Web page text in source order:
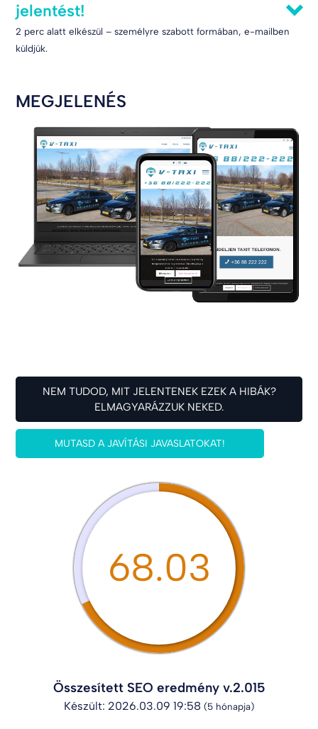
jelentést!
2 perc alatt elkészül – személyre szabott formában, e-mailben
küldjük.
MEGJELENÉS
NEM TUDOD, MIT JELENTENEK EZEK A HIBÁK?
ELMAGYARÁZZUK NEKED.
MUTASD A JAVÍTÁSI JAVASLATOKAT!
68.03
Összesített SEO eredmény v.2.015
Készült: 2026.03.09 19:58 (5 hónapja)